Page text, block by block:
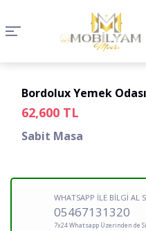
Bordolux Yemek Odası
62,600 TL
Sabit Masa
WHATSAPP İLE BİLGİ AL
05467131320
7x24 Whatsapp Üzerinden de